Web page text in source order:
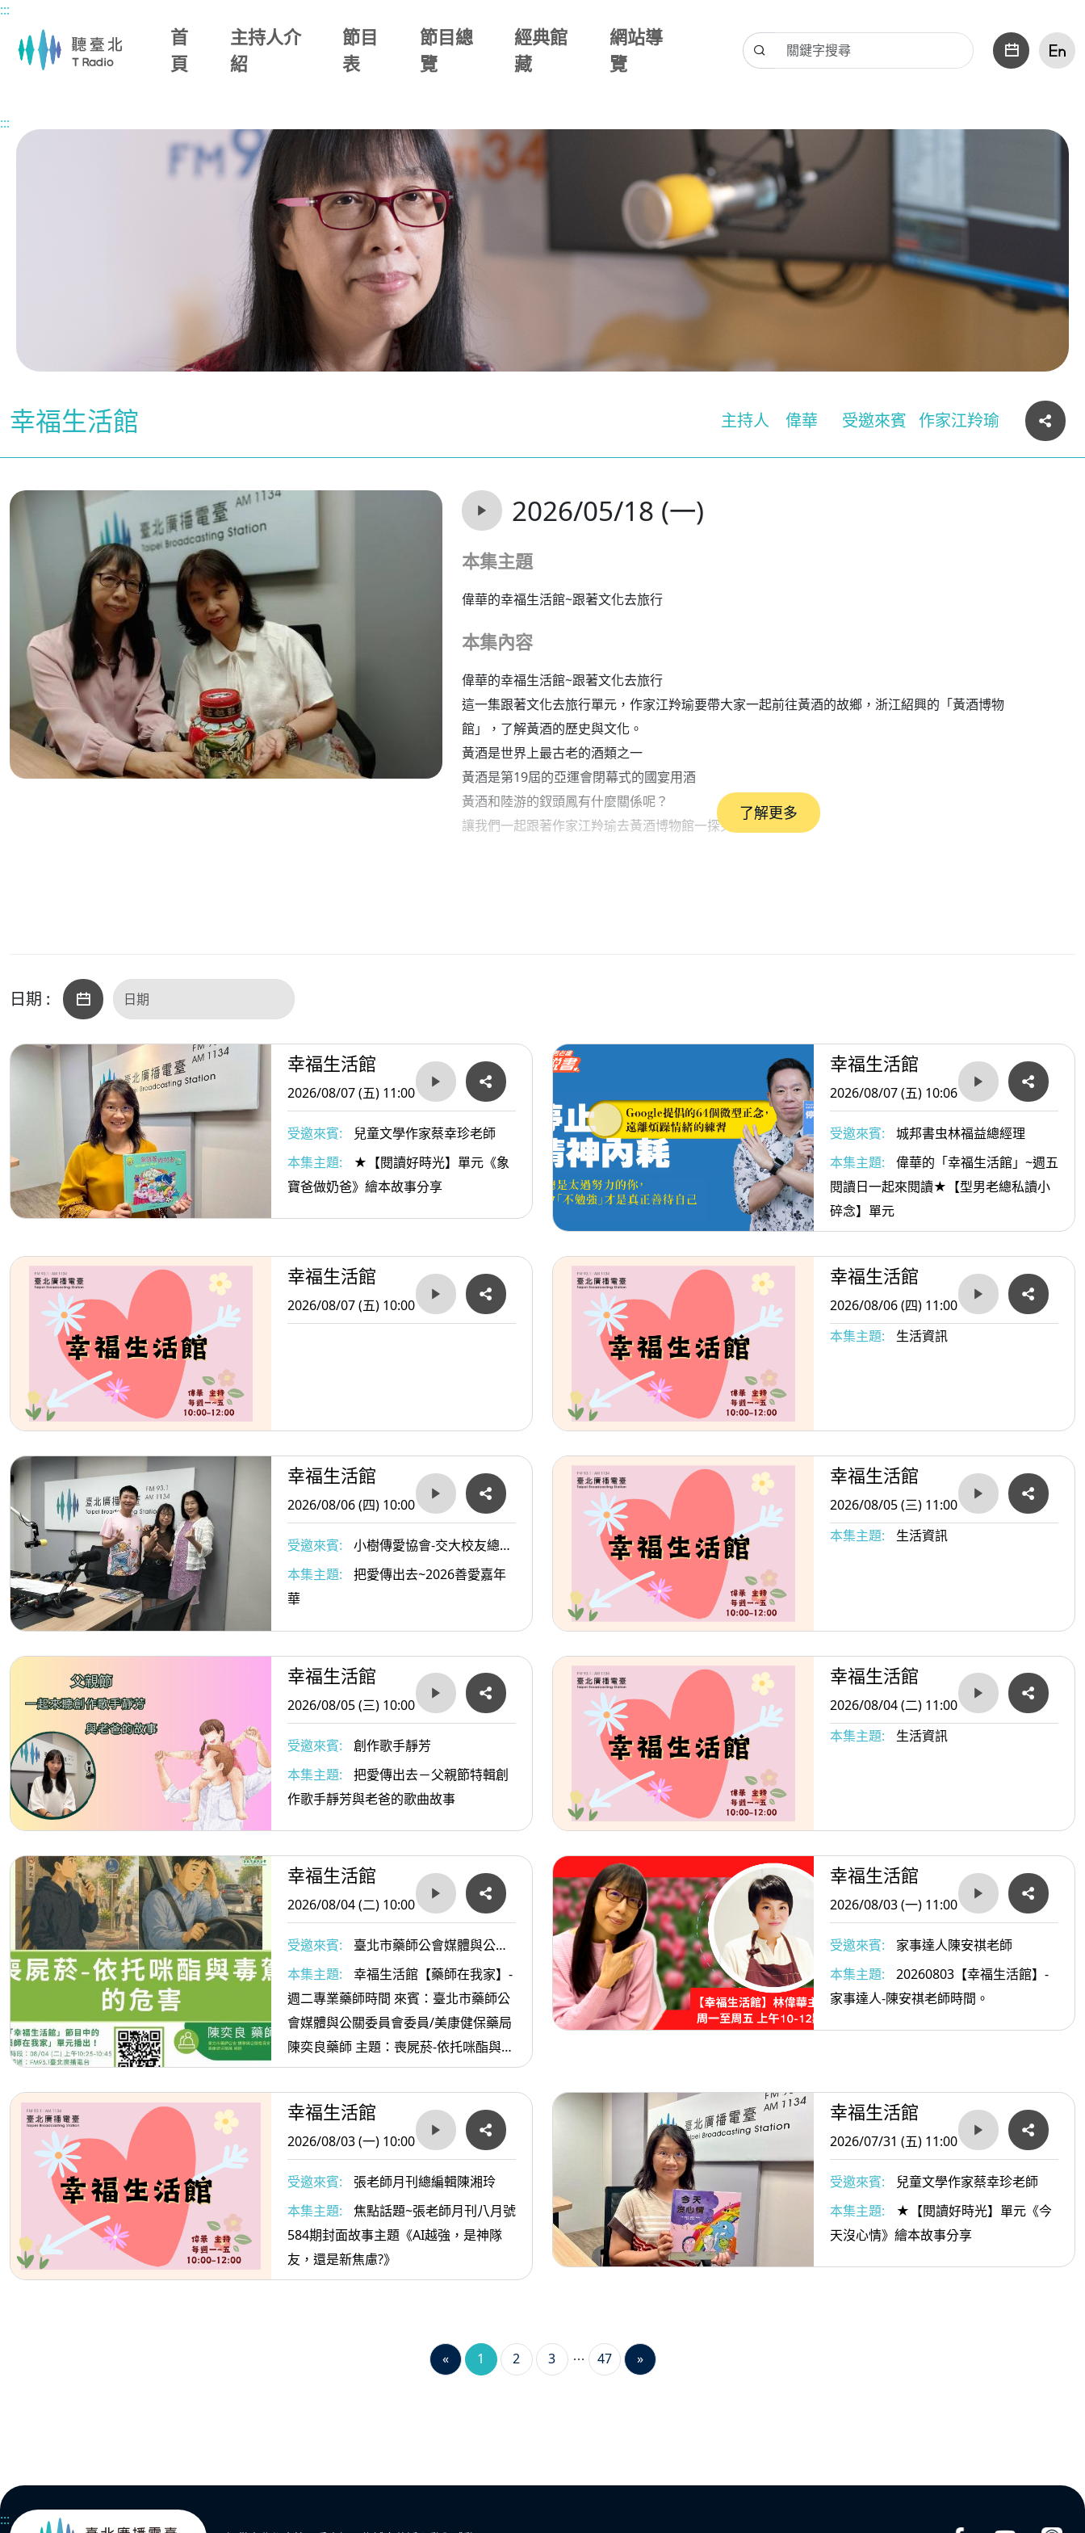
主要內容區塊
:::
首
頁
主持人介
紹
節目
表
節目總
覽
經典館
藏
網站導
覽
:::
幸福生活館 主持人 偉華 受邀來賓 作家江羚瑜
2026/05/18 (一)
本集主題
偉華的幸福生活館~跟著文化去旅行
本集內容
偉華的幸福生活館~跟著文化去旅行
這一集跟著文化去旅行單元，作家江羚瑜要帶大家一起前往黃酒的故鄉，浙江紹興的「黃酒博物
館」，了解黃酒的歷史與文化。
黃酒是世界上最古老的酒類之一
黃酒是第19屆的亞運會閉幕式的國宴用酒
黃酒和陸游的釵頭鳳有什麼關係呢？
讓我們一起跟著作家江羚瑜去黃酒博物館一探究竟囉！
👉 http://tradio.gov.taipei
了解更多
日期 :
幸福生活館
2026/08/07 (五) 11:00
受邀來賓:
兒童文學作家蔡幸珍老師
本集主題:
★【閱讀好時光】單元《象
寶爸做奶爸》繪本故事分享
幸福生活館
2026/08/07 (五) 10:06
受邀來賓:
城邦書虫林福益總經理
本集主題:
偉華的「幸福生活館」~週五
閱讀日一起來閱讀★【型男老總私讀小
碎念】單元
幸福生活館
2026/08/07 (五) 10:00
幸福生活館
2026/08/06 (四) 11:00
本集主題:
生活資訊
幸福生活館
2026/08/06 (四) 10:00
受邀來賓:
小樹傳愛協會-交大校友總會
執行長/小樹傳愛協會副理事長/陳俊秀
與小樹傳愛協會發起人戴惠貞Dammy老
本集主題:
把愛傳出去~2026善愛嘉年
華
幸福生活館
2026/08/05 (三) 11:00
本集主題:
生活資訊
幸福生活館
2026/08/05 (三) 10:00
受邀來賓:
創作歌手靜芳
本集主題:
把愛傳出去－父親節特輯創
作歌手靜芳與老爸的歌曲故事
幸福生活館
2026/08/04 (二) 11:00
本集主題:
生活資訊
幸福生活館
2026/08/04 (二) 10:00
受邀來賓:
臺北市藥師公會媒體與公關
委員會委員/美康健保藥局陳奕良藥師
本集主題:
幸福生活館【藥師在我家】-
週二專業藥師時間 來賓：臺北市藥師公
會媒體與公關委員會委員/美康健保藥局
陳奕良藥師 主題：喪屍菸-依托咪酯與毒
駕的危害
幸福生活館
2026/08/03 (一) 11:00
受邀來賓:
家事達人陳安祺老師
本集主題:
20260803【幸福生活館】-
家事達人-陳安祺老師時間。
幸福生活館
2026/08/03 (一) 10:00
受邀來賓:
張老師月刊總編輯陳湘玲
本集主題:
焦點話題~張老師月刊八月號
584期封面故事主題《AI越強，是神隊
友，還是新焦慮?》
幸福生活館
2026/07/31 (五) 11:00
受邀來賓:
兒童文學作家蔡幸珍老師
本集主題:
★【閱讀好時光】單元《今
天沒心情》繪本故事分享
« 1 2 3 47 »
:::